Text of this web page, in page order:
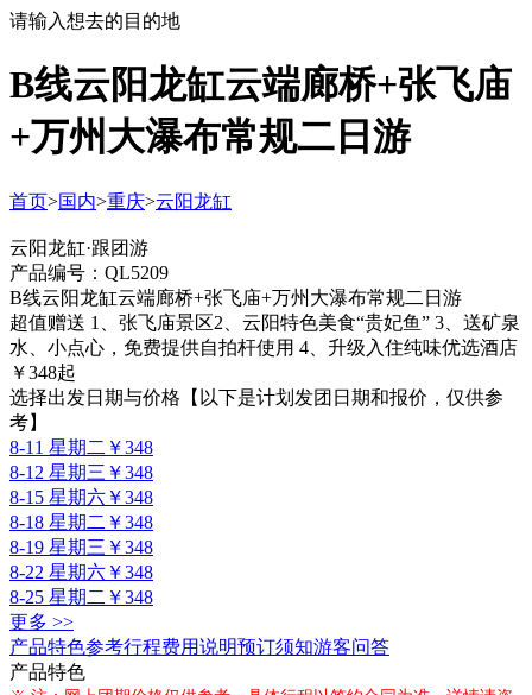
请输入想去的目的地
B线云阳龙缸云端廊桥+张飞庙
+万州大瀑布常规二日游
首页>国内>重庆>云阳龙缸
云阳龙缸·跟团游
产品编号：QL5209
B线云阳龙缸云端廊桥+张飞庙+万州大瀑布常规二日游
超值赠送 1、张飞庙景区2、云阳特色美食“贵妃鱼” 3、送矿泉
水、小点心，免费提供自拍杆使用 4、升级入住纯味优选酒店
￥348起
选择出发日期与价格 【以下是计划发团日期和报价，仅供参
考】
8-11 星期二 ￥348
8-12 星期三 ￥348
8-15 星期六 ￥348
8-18 星期二 ￥348
8-19 星期三 ￥348
8-22 星期六 ￥348
8-25 星期二 ￥348
更多 >>
产品特色参考行程费用说明预订须知游客问答
产品特色